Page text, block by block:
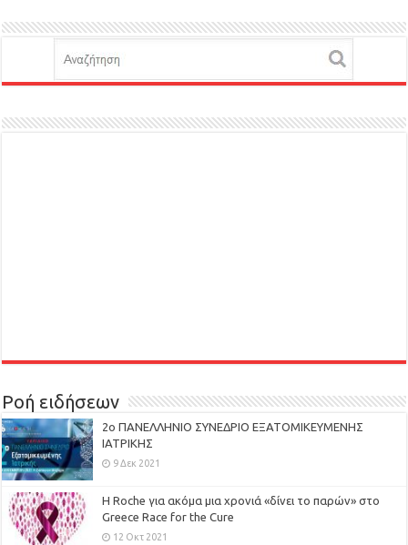
Ροή ειδήσεων
2ο ΠΑΝΕΛΛΗΝΙΟ ΣΥΝΕΔΡΙΟ ΕΞΑΤΟΜΙΚΕΥΜΕΝΗΣ
ΙΑΤΡΙΚΗΣ
9 Δεκ 2021
H Roche για ακόμα μια χρονιά «δίνει το παρών» στο
Greece Race for the Cure
12 Οκτ 2021